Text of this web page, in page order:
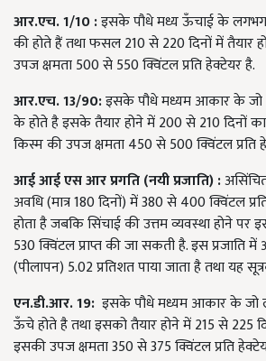
आर.एच.1/10 :इसके पौधे मध्य ऊँचाई के लगभग
की होते हैं तथा फसल 210 से 220 दिनों में तैयार
उपज क्षमता 500 से 550 क्विंटल प्रति हेक्टेयर है.
आर.एच.13/90:इसके पौधे मध्यम आकार के जो
के होते है इसके तैयार होने में 200 से 210 दिनों
किस्म की उपज क्षमता 450 से 500 क्विंटल प्रति
आई आई एस आर प्रगति (नयी प्रजाति) :
अवधि (मात्र 180 दिनों) में 380 से 400 क्विंटल
होता है जबकि सिंचाई की उत्तम व्यवस्था होने पर
530 क्विंटल प्राप्त की जा सकती है. इस
(पीलापन) 5.02 प्रतिशत पाया जाता है तथा यह
एन.डी.आर.19: इसके पौधे मध्यम आकार के जो
ऊँचे होते है तथा इसको तैयार होने में 215 से 225
इसकी उपज क्षमता 350 से 375 क्विंटल प्रति